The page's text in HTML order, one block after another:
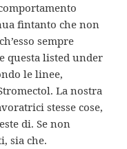
fintanto che non
sempre
questa listed under
le linee,
La nostra
stesse cose,
di. Se non
sia che.